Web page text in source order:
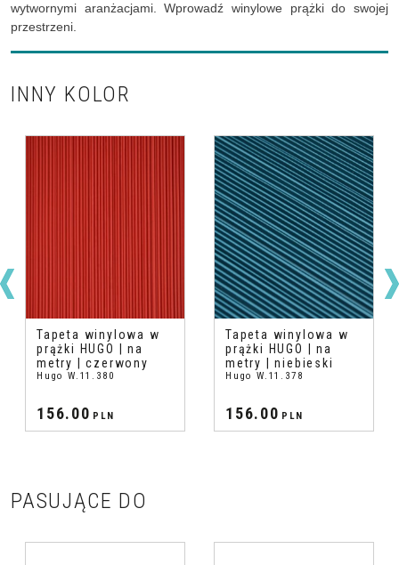
wytwornymi aranżacjami. Wprowadź winylowe prążki do swojej
przestrzeni.
INNY KOLOR
Tapeta winylowa w
prążki HUGO | na
metry | czerwony
Hugo W.11.380
156.00 PLN
Tapeta winylowa w
prążki HUGO | na
metry | niebieski
Hugo W.11.378
156.00 PLN
PASUJĄCE DO